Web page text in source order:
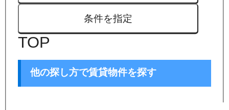
条件を指定
TOP
他の探し方で賃貸物件を探す